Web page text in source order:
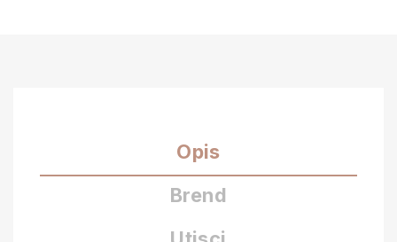
Opis
Brend